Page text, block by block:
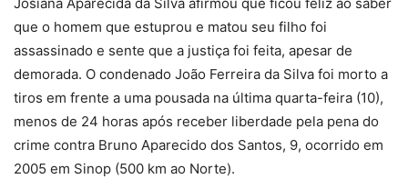
que o homem que estuprou e matou seu filho foi
assassinado e sente que a justiça foi feita, apesar de
demorada. O condenado João Ferreira da Silva foi morto a
tiros em frente a uma pousada na última quarta-feira (10),
menos de 24 horas após receber liberdade pela pena do
crime contra Bruno Aparecido dos Santos, 9, ocorrido em
2005 em Sinop (500 km ao Norte).